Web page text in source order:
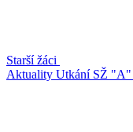
Starší žáci
Aktuality Utkání SŽ "A"